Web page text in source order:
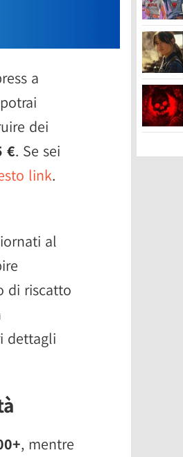
a
potrai
dei
€. Se sei
link.
al
di riscatto
dettagli
, mentre